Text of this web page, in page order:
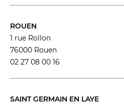
ROUEN
1 rue Rollon
76000 Rouen
02 27 08 00 16
SAINT GERMAIN EN LAYE